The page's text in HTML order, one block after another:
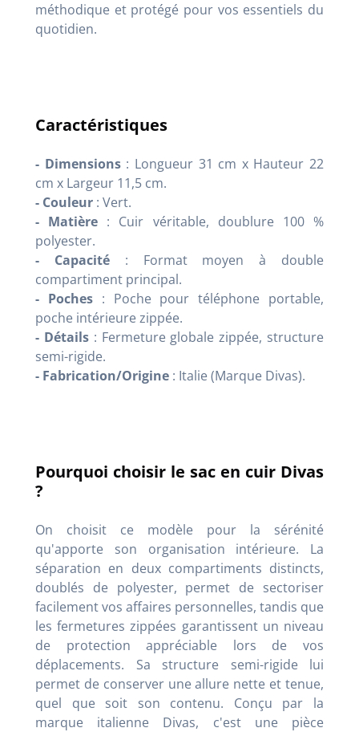
méthodique et protégé pour vos essentiels du
quotidien.
Caractéristiques
- Dimensions: Longueur 31 cm x Hauteur 22
cm x Largeur 11,5 cm.
- Couleur : Vert.
- Matière : Cuir véritable, doublure 100 %
polyester.
- Capacité: Format moyen à double
compartiment principal.
- Poches : Poche pour téléphone portable,
poche intérieure zippée.
- Détails: Fermeture globale zippée, structure
semi-rigide.
- Fabrication/Origine : Italie (Marque Divas).
Pourquoi choisir le sac en cuir Divas
?
On choisit ce modèle pour la sérénité
qu'apporte son organisation intérieure. La
séparation en deux compartiments distincts,
doublés de polyester, permet de sectoriser
facilement vos affaires personnelles, tandis que
les fermetures zippées garantissent un niveau
de protection appréciable lors de vos
déplacements. Sa structure semi-rigide lui
permet de conserver une allure nette et tenue,
quel que soit son contenu. Conçu par la
marque italienne Divas, c'est une pièce